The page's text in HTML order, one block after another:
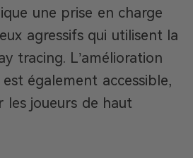
une prise en charge
agressifs qui utilisent la
tracing. L’amélioration
est également accessible,
les joueurs de haut